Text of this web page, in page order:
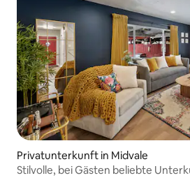
Privatunterkunft in Midvale
Stilvolle, bei Gästen beliebte